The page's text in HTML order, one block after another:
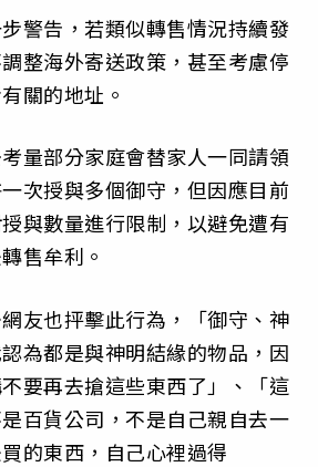
警告，若類似轉售情況持續發
整海外寄送政策，甚至考慮停
關的地址。
量部分家庭會替家人一同請領
次授與多個御守，但因應目前
與數量進行限制，以避免遭有
售牟利。
友也抨擊此行為，「御守、神
為都是與神明結緣的物品，因
要再去搶這些東西了」、「這
百貨公司，不是自己親自去一
的東西，自己心裡過得